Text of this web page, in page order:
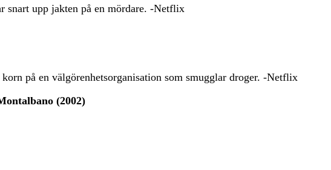
snart upp jakten på en mördare. -Netflix
på en välgörenhetsorganisation som smugglar droger. -Netflix
(2002)